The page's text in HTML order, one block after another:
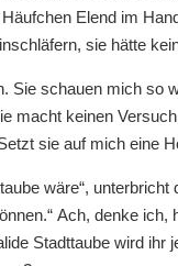
Elend im
sie hätte
Sie schauen mich so
macht keinen
sie auf mich eine
wäre“,
Ach, denke
Stadttaube wird ihr